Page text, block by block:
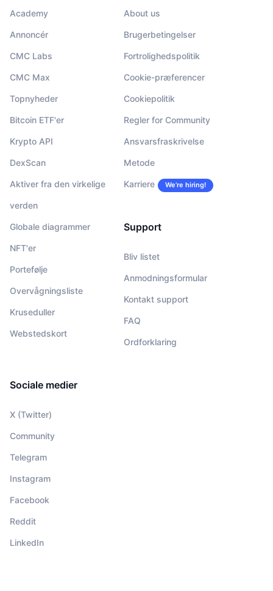
Academy
Annoncér
CMC Labs
CMC Max
Topnyheder
Bitcoin ETF'er
Krypto API
DexScan
Aktiver fra den virkelige
verden
Globale diagrammer
NFT'er
Portefølje
Overvågningsliste
Kruseduller
Webstedskort
About us
Brugerbetingelser
Fortrolighedspolitik
Cookie-præferencer
Cookiepolitik
Regler for Community
Ansvarsfraskrivelse
Metode
Karriere We’re hiring!
Support
Bliv listet
Anmodningsformular
Kontakt support
FAQ
Ordforklaring
Sociale medier
X (Twitter)
Community
Telegram
Instagram
Facebook
Reddit
LinkedIn